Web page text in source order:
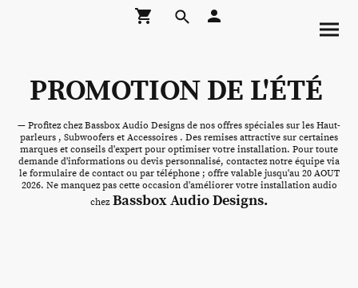
PROMOTION DE L'ÉTÉ
— Profitez chez Bassbox Audio Designs de nos offres spéciales sur les Haut-
parleurs , Subwoofers et Accessoires . Des remises attractive sur certaines
marques et conseils d'expert pour optimiser votre installation. Pour toute
demande d'informations ou devis personnalisé, contactez notre équipe via
le formulaire de contact ou par téléphone ; offre valable jusqu'au 20 AOUT
2026. Ne manquez pas cette occasion d'améliorer votre installation audio
chezBassbox Audio Designs.